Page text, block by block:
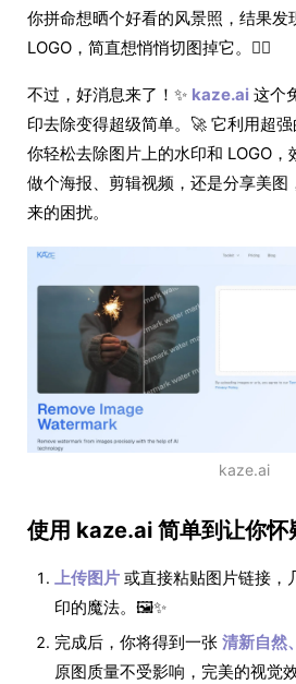
你拼命想晒个好看的风景照，结果发
LOGO，简直想悄悄切图掉它。🤦‍♂️
不过，好消息来了！✨ kaze.ai 这个
印去除变得超级简单。🚀 它利用超
你轻松去除图片上的水印和 LOGO
做个海报、剪辑视频，还是分享美图
来的困扰。
kaze.ai
使用 kaze.ai 简单到让你怀
上传图片 或直接粘贴图片链接，
印的魔法。🖼️✨
完成后，你将得到一张 清新自然
原图质量不受影响，完美的视觉